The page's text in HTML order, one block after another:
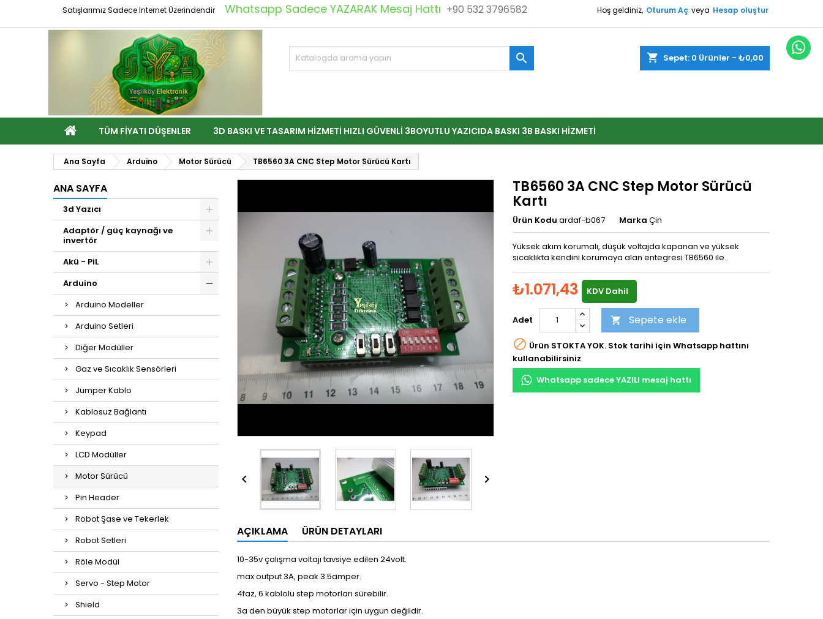
Satışlarımız Sadece Internet Üzerindendir Whatsapp Sadece YAZARAK Mesaj Hattı +90 532 3796582 Hoş geldiniz, Oturum Aç veya Hesap oluştur
shopping_cart Sepet: 0 Ürünler - ₺0,00

TÜM FIYATI DÜŞENLER 3D BASKI VE TASARIM HIZMETI HIZLI GÜVENLI 3BOYUTLU YAZICIDA BASKI 3B BASKI HIZMETI
Ana Sayfa Arduino Motor Sürücü TB6560 3A CNC Step Motor Sürücü Kartı
ANA SAYFA
3d Yazıcı
Adaptör / güç kaynağı ve
invertör
Akü - PiL
Arduino
Arduino Modeller
Arduino Setleri
Diğer Modüller
Gaz ve Sıcaklık Sensörleri
Jumper Kablo
Kablosuz Bağlantı
Keypad
LCD Modüller
Motor Sürücü
Pin Header
Robot Şase ve Tekerlek
Robot Setleri
Röle Modül
Servo - Step Motor
Shield
 
TB6560 3A CNC Step Motor Sürücü
Kartı
Ürün Kodu ardaf-b067 Marka Çin
Yüksek akım korumalı, düşük voltajda kapanan ve yüksek
sıcaklıkta kendini korumaya alan entegresi TB6560 ile..
₺1.071,43 KDV Dahil
Adet  Sepete ekle
 Ürün STOKTA YOK. Stok tarihi için Whatsapp hattını
kullanabilirsiniz
Whatsapp sadece YAZILI mesaj hattı
AÇIKLAMA ÜRÜN DETAYLARI
10-35v çalışma voltajı tavsiye edilen 24volt.
max output 3A, peak 3.5amper.
4faz, 6 kablolu step motorları sürebilir.
3a den büyük step motorlar için uygun değildir.